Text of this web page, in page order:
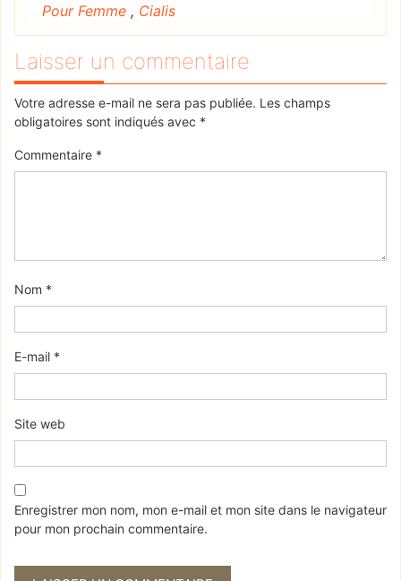
Pour Femme , Cialis
Laisser un commentaire
Votre adresse e-mail ne sera pas publiée. Les champs
obligatoires sont indiqués avec *
Commentaire *
Nom *
E-mail *
Site web
Enregistrer mon nom, mon e-mail et mon site dans le navigateur
pour mon prochain commentaire.